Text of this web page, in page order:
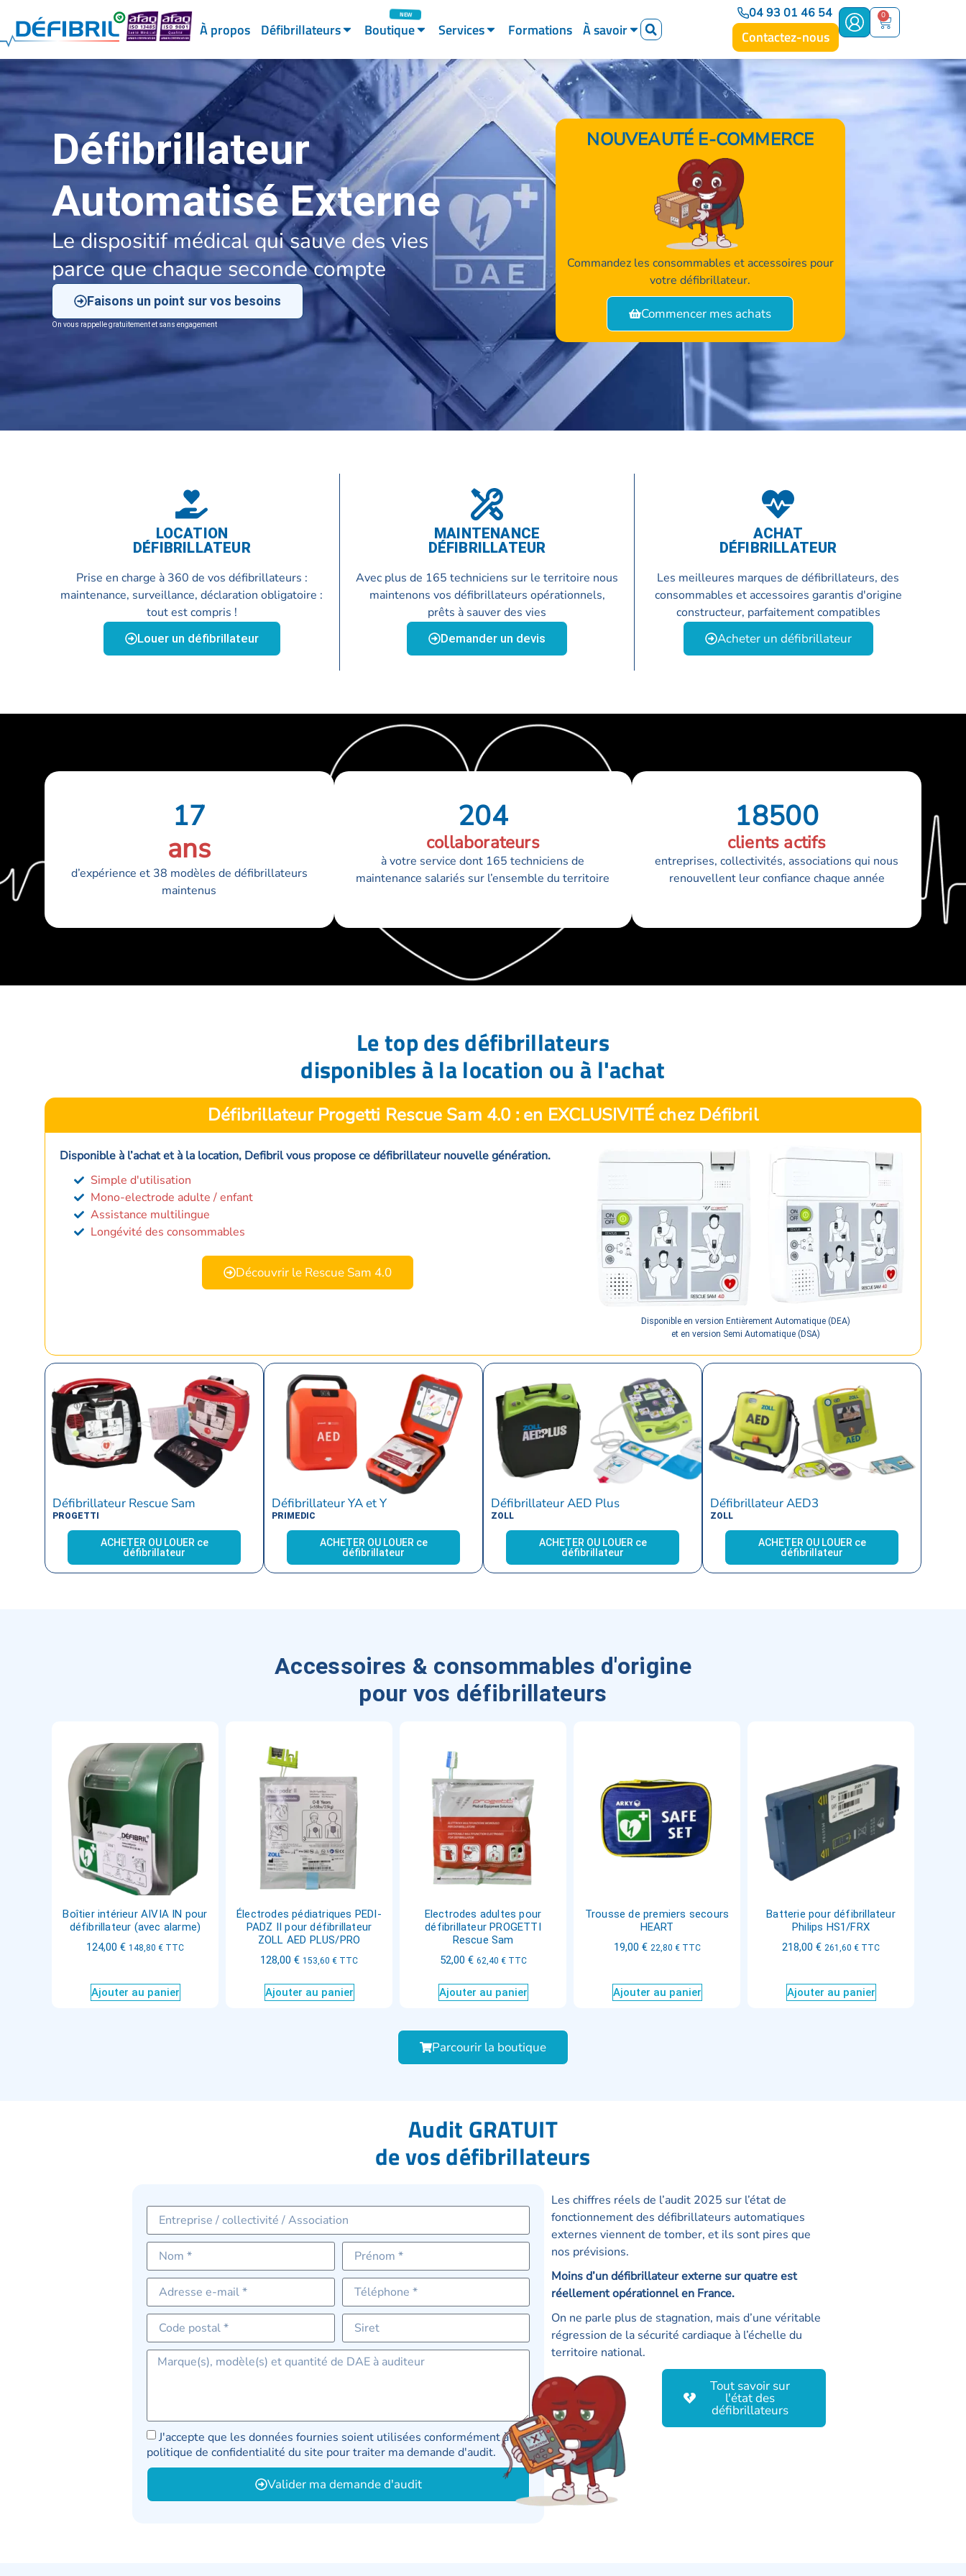
À propos Défibrillateurs Boutique Services Formations À savoir
04 93 01 46 54
Contactez-nous
0
Défibrillateur
Automatisé Externe
Le dispositif médical qui sauve des vies
parce que chaque seconde compte
Faisons un point sur vos besoins
On vous rappelle gratuitement et sans engagement
NOUVEAUTÉ E-COMMERCE
Commandez les consommables et accessoires pour
votre défibrillateur.
Commencer mes achats
LOCATION
DÉFIBRILLATEUR
Prise en charge à 360 de vos défibrillateurs :
maintenance, surveillance, déclaration obligatoire :
tout est compris !
Louer un défibrillateur
MAINTENANCE
DÉFIBRILLATEUR
Avec plus de 165 techniciens sur le territoire nous
maintenons vos défibrillateurs opérationnels,
prêts à sauver des vies
Demander un devis
ACHAT
DÉFIBRILLATEUR
Les meilleures marques de défibrillateurs, des
consommables et accessoires garantis d'origine
constructeur, parfaitement compatibles
Acheter un défibrillateur
ans
17
d’expérience et 38 modèles de défibrillateurs
maintenus
collaborateurs
204
à votre service dont 165 techniciens de
maintenance salariés sur l’ensemble du territoire
clients actifs
18500
entreprises, collectivités, associations qui nous
renouvellent leur confiance chaque année
Le top des défibrillateurs
disponibles à la location ou à l'achat
Défibrillateur Progetti Rescue Sam 4.0 : en EXCLUSIVITÉ chez Défibril
Disponible à l’achat et à la location, Defibril vous propose ce défibrillateur nouvelle génération.
Simple d'utilisation
Mono-electrode adulte / enfant
Assistance multilingue
Longévité des consommables
Découvrir le Rescue Sam 4.0
Disponible en version Entièrement Automatique (DEA)
et en version Semi Automatique (DSA)
Défibrillateur Rescue Sam
PROGETTI
ACHETER OU LOUER ce
défibrillateur
Défibrillateur YA et Y
PRIMEDIC
ACHETER OU LOUER ce
défibrillateur
Défibrillateur AED Plus
ZOLL
ACHETER OU LOUER ce
défibrillateur
Défibrillateur AED3
ZOLL
ACHETER OU LOUER ce
défibrillateur
Accessoires & consommables d'origine
pour vos défibrillateurs
Boîtier intérieur AIVIA IN pour
défibrillateur (avec alarme)
124,00 € 148,80 € TTC
Ajouter au panier
Électrodes pédiatriques PEDI-
PADZ II pour défibrillateur
ZOLL AED PLUS/PRO
128,00 € 153,60 € TTC
Ajouter au panier
Electrodes adultes pour
défibrillateur PROGETTI
Rescue Sam
52,00 € 62,40 €TTC
Ajouter au panier
Trousse de premiers secours
HEART
19,00 € 22,80 €TTC
Ajouter au panier
Batterie pour défibrillateur
Philips HS1/FRX
218,00 € 261,60 € TTC
Ajouter au panier
Parcourir la boutique
Audit GRATUIT
de vos défibrillateurs
J'accepte que les données fournies soient utilisées conformément à la
politique de confidentialité du site pour traiter ma demande d'audit.
Valider ma demande d'audit
Les chiffres réels de l’audit 2025 sur l’état de
fonctionnement des défibrillateurs automatiques
externes viennent de tomber, et ils sont pires que
nos prévisions.
Moins d’un défibrillateur externe sur quatre est
réellement opérationnel en France.
On ne parle plus de stagnation, mais d’une véritable
régression de la sécurité cardiaque à l’échelle du
territoire national.
Tout savoir sur
l'état des
défibrillateurs